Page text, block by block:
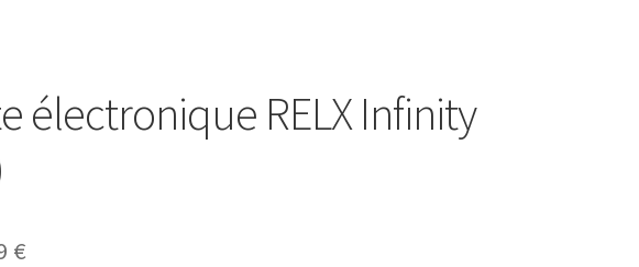
électronique RELX Infinity
€